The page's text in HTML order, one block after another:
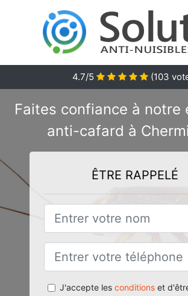
4.7/5 (103
Faites confiance à notre
anti-cafard à
ÊTRE RAPPELÉ
J'accepte les conditionset